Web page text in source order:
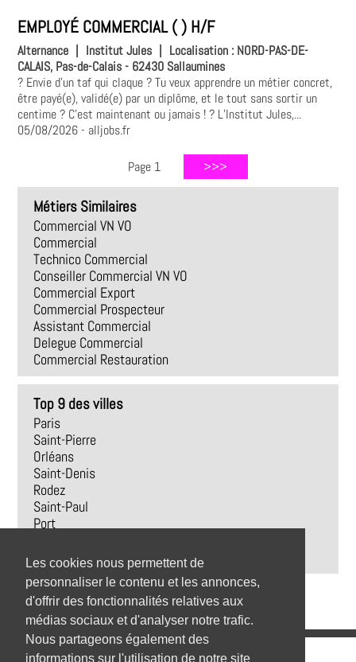
Les cookies nous permettent de
personnaliser le contenu et les annonces,
d'offrir des fonctionnalités relatives aux
médias sociaux et d'analyser notre trafic.
Nous partageons également des
informations sur l'utilisation de notre site
EMPLOYÉ COMMERCIAL ( ) H/F
Alternance Institut Jules Localisation : NORD-PAS-DE-
CALAIS, Pas-de-Calais - 62430 Sallaumines
? Envie d’un taf qui claque ? Tu veux apprendre un métier concret,
être payé(e), validé(e) par un diplôme, et le tout sans sortir un
centime ? C’est maintenant ou jamais ! ? L’Institut Jules,...
05/08/2026- alljobs.fr
Page 1
Métiers Similaires
Commercial VN VO
Commercial
Technico Commercial
Conseiller Commercial VN VO
Commercial Export
Commercial Prospecteur
Assistant Commercial
Delegue Commercial
Commercial Restauration
Top 9 des villes
Paris
Saint-Pierre
Orléans
Saint-Denis
Rodez
Saint-Paul
Port
Tampon
Emplois